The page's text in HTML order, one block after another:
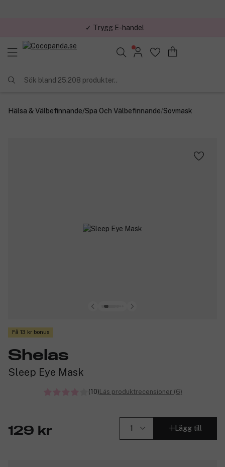
✓ Trygg E-handel
Sök bland 25.208 produkter..
Hälsa & Välbefinnande/Spa Och Välbefinnande/Sovmask
Få 13 kr bonus
Shelas
Sleep Eye Mask
(10)Läs produktrecensioner (6)
129 kr Lägg till